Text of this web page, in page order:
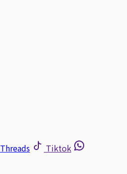
Threads
Tiktok